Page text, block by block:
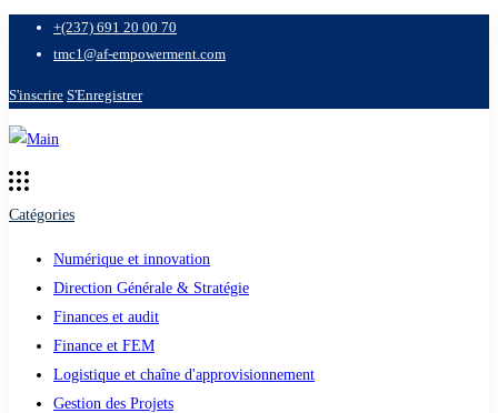
+(237) 691 20 00 70
tmc1@af-empowerment.com
S'inscrire S'Enregistrer
Catégories
Numérique et innovation
Direction Générale & Stratégie
Finances et audit
Finance et FEM
Logistique et chaîne d'approvisionnement
Gestion des Projets